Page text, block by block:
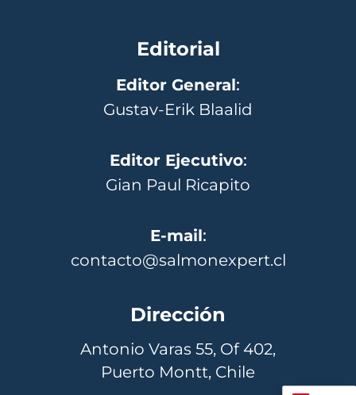
Editorial
Editor General:
Gustav-Erik Blaalid
Editor Ejecutivo:
Gian Paul Ricapito
E-mail:
contacto@salmonexpert.cl
Dirección
Antonio Varas 55, Of 402,
Puerto Montt, Chile